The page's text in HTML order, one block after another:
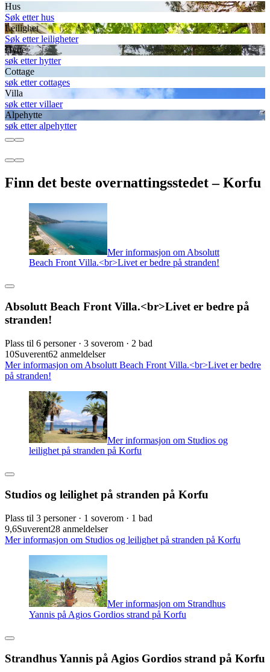
Hus
Søk etter hus
Leilighet
Søk etter leiligheter
Hytte
søk etter hytter
Cottage
søk etter cottages
Villa
søk etter villaer
Alpehytte
søk etter alpehytter
Finn det beste overnattingsstedet – Korfu
Mer informasjon om Absolutt
Beach Front Villa.<br>Livet er bedre på stranden!
Absolutt Beach Front Villa.<br>Livet er bedre på
stranden!
Plass til 6 personer · 3 soverom · 2 bad
10Suverent62 anmeldelser
Mer informasjon om Absolutt Beach Front Villa.<br>Livet er bedre
på stranden!
Mer informasjon om Studios og
leilighet på stranden på Korfu
Studios og leilighet på stranden på Korfu
Plass til 3 personer · 1 soverom · 1 bad
9,6Suverent28 anmeldelser
Mer informasjon om Studios og leilighet på stranden på Korfu
Mer informasjon om Strandhus
Yannis på Agios Gordios strand på Korfu
Strandhus Yannis på Agios Gordios strand på Korfu